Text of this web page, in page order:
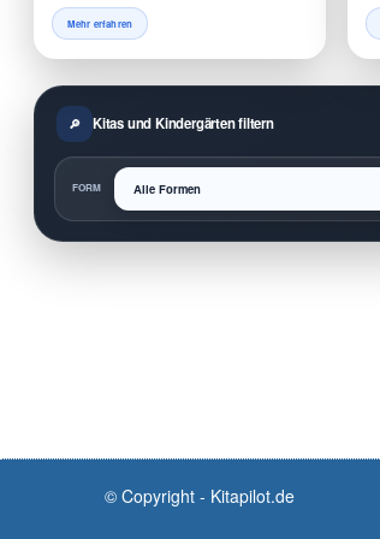
Mehr erfahren
Kitas und Kindergärten filtern
FORM
© Copyright - Kitapilot.de